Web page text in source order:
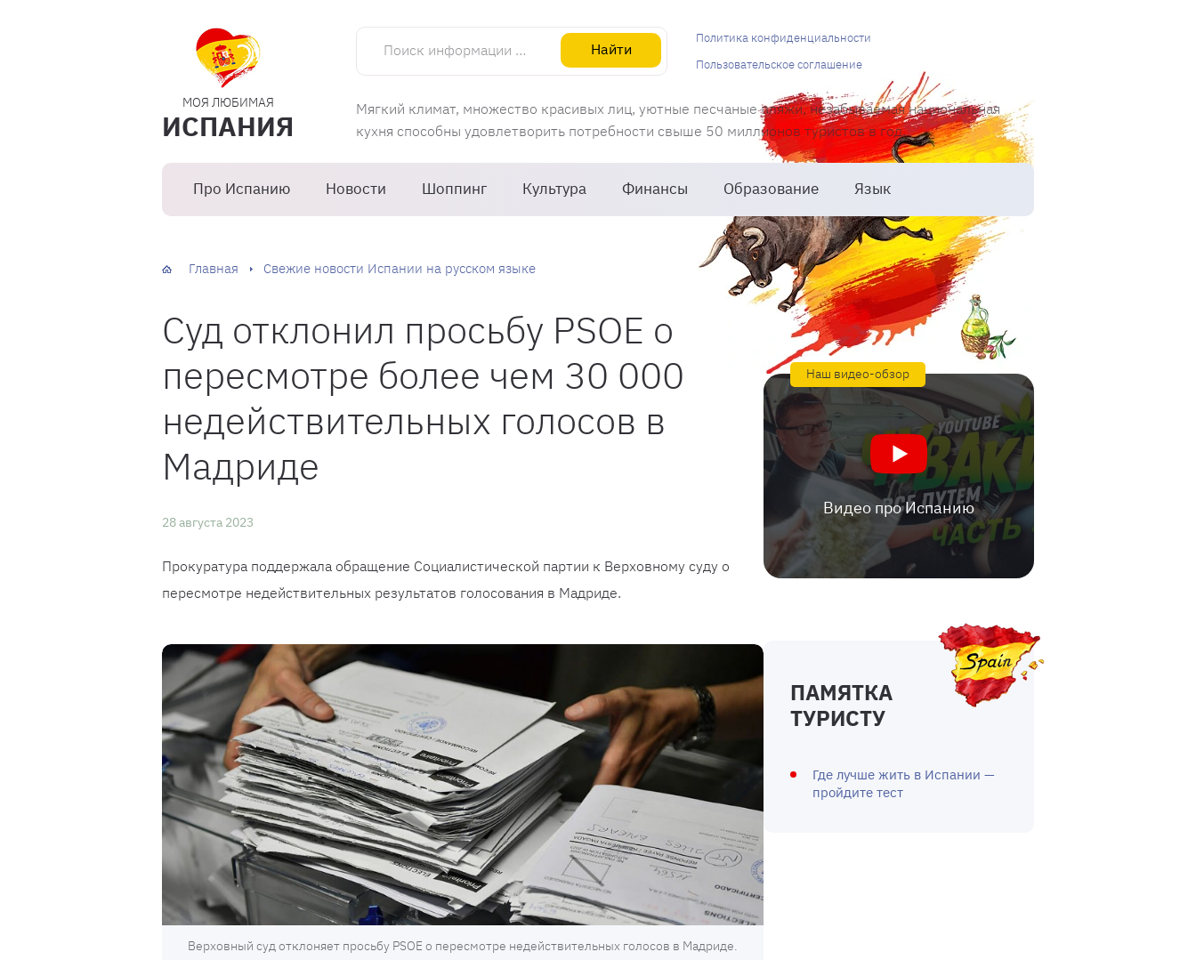
МОЯ ЛЮБИМАЯ
ИСПАНИЯ
Поиск информации об Испании
Найти
Мягкий климат, множество красивых лиц, уютные песчаные пляжи, незабываемая национальная
кухня способны удовлетворить потребности свыше 50 миллионов туристов в год.
Про Испанию Новости Шоппинг Культура Финансы Образование Язык
Политика конфиденциальности
Пользовательское соглашение
Главная Свежие новости Испании на русском языке
Суд отклонил просьбу PSOE о
пересмотре более чем 30 000
недействительных голосов в
Мадриде
28 августа 2023
Прокуратура поддержала обращение Социалистической партии к Верховному суду о
пересмотре недействительных результатов голосования в Мадриде.
Верховный суд отклоняет просьбу PSOE о пересмотре недействительных голосов в Мадриде.
Наш видео-обзор
Видео про Испанию
ПАМЯТКА
ТУРИСТУ
Где лучше жить в Испании —
пройдите тест